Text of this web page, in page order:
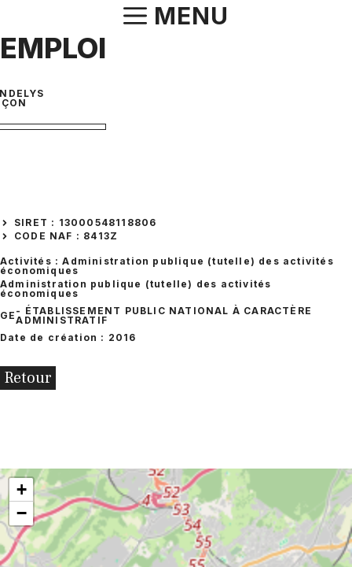
au
contenu
MENU
SIRET : 13000548118806
CODE NAF : 8413Z
Activités : Administration publique (tutelle) des activités
économiques
Administration publique (tutelle) des activités
économiques
GE - ÉTABLISSEMENT PUBLIC NATIONAL À CARACTÈRE
ADMINISTRATIF
Date de création : 2016
Retour
+
−